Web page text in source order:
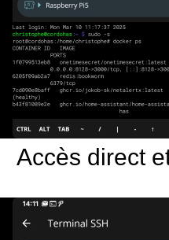
Accès direct